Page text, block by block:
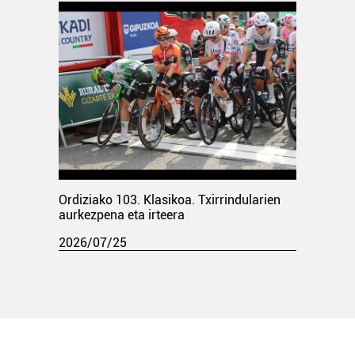
Ordiziako 103. Klasikoa. Txirrindularien
aurkezpena eta irteera
2026/07/25